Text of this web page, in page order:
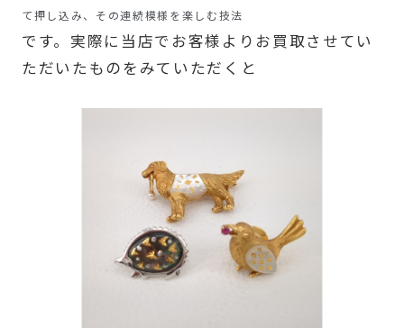
て押し込み、その連続模様を楽しむ技法
です。実際に当店でお客様よりお買取させてい
ただいたものをみていただくと